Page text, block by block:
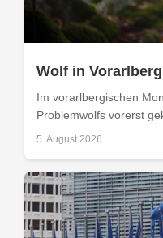
Wolf in
Im vorarlbergischen
Problemwolfs vorerst
5. August 2026